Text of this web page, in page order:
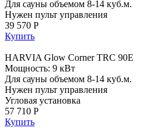
Для сауны объемом 8-14 куб.м.
Нужен пульт управления
39 570 Р
Купить
HARVIA Glow Corner TRC 90E
Мощность: 9 кВт
Для сауны объемом 8-14 куб.м.
Нужен пульт управления
Угловая установка
57 710 Р
Купить